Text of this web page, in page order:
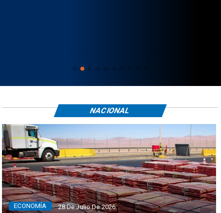
ECONOMÍA 28 De Julio De 2026
NACIONAL